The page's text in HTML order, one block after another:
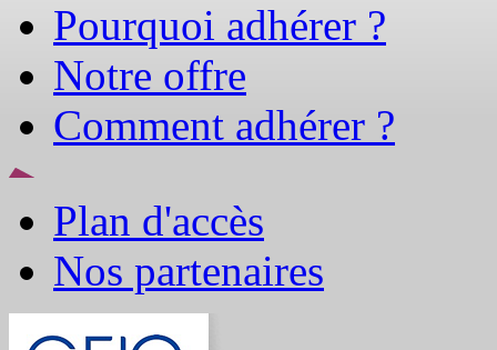
Pourquoi adhérer ?
Notre offre
Comment adhérer ?
Plan d'accès
Nos partenaires